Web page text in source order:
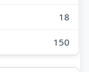
18
150